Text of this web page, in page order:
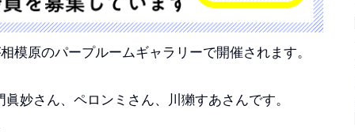
原のパープルームギャラリーで開催されます。
妙さん、ペロンミさん、川獺すあさんです。